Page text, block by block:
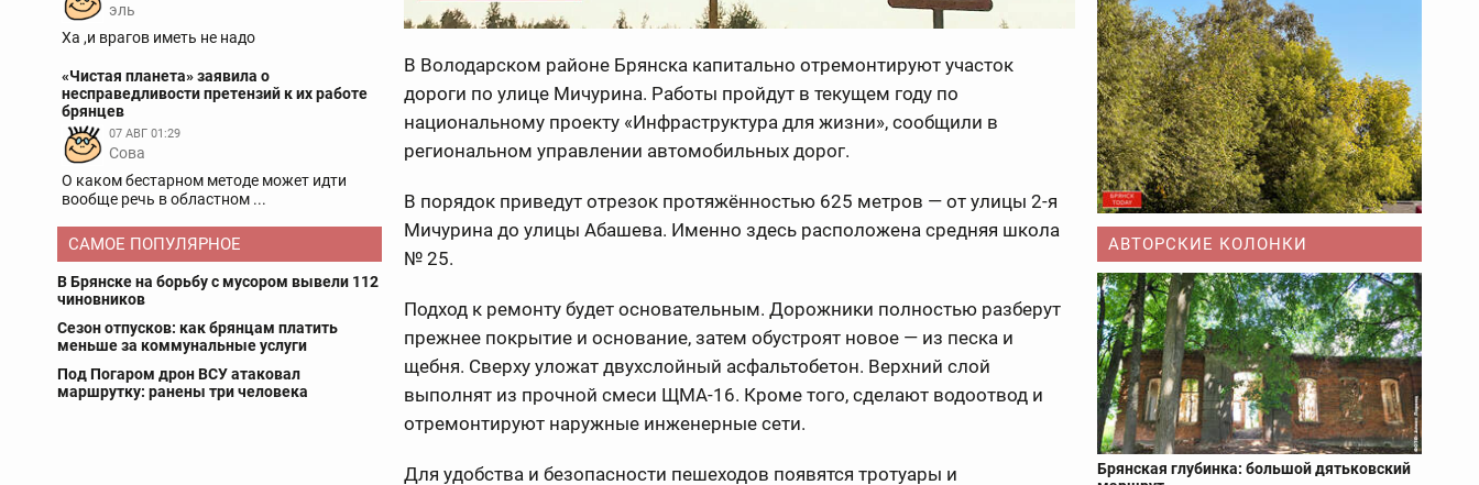
эль
Ха ,и врагов иметь не надо
«Чистая планета» заявила о
несправедливости претензий к их работе
брянцев
07 АВГ 01:29
Сова
О каком бестарном методе может идти
вообще речь в областном ...
САМОЕ ПОПУЛЯРНОЕ
В Брянске на борьбу с мусором вывели 112
чиновников
Сезон отпусков: как брянцам платить
меньше за коммунальные услуги
Под Погаром дрон ВСУ атаковал
маршрутку: ранены три человека
В Володарском районе Брянска капитально отремонтируют участок
дороги по улице Мичурина. Работы пройдут в текущем году по
национальному проекту «Инфраструктура для жизни», сообщили в
региональном управлении автомобильных дорог.
В порядок приведут отрезок протяжённостью 625 метров — от улицы 2-я
Мичурина до улицы Абашева. Именно здесь расположена средняя школа
№ 25.
Подход к ремонту будет основательным. Дорожники полностью разберут
прежнее покрытие и основание, затем обустроят новое — из песка и
щебня. Сверху уложат двухслойный асфальтобетон. Верхний слой
выполнят из прочной смеси ЩМА-16. Кроме того, сделают водоотвод и
отремонтируют наружные инженерные сети.
Для удобства и безопасности пешеходов появятся тротуары и
АВТОРСКИЕ КОЛОНКИ
Брянская глубинка: большой дятьковский